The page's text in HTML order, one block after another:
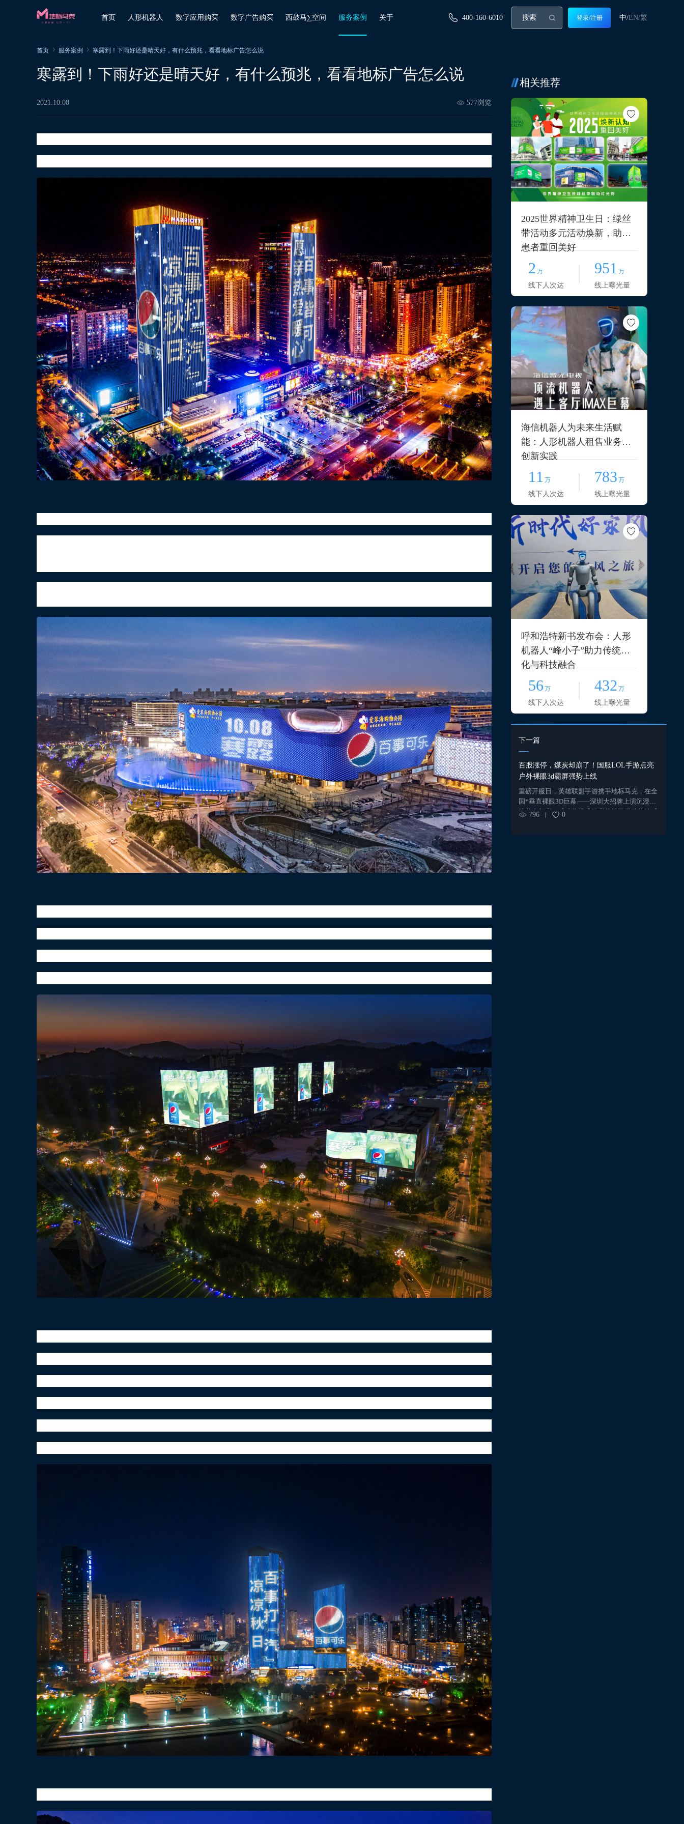
首页 人形机器人 数字应用购买 数字广告购买 西鼓马∑空间 服务案例 关于 400-160-6010 登录/注册 中/EN/繁
首页 服务案例 寒露到！下雨好还是晴天好，有什么预兆，看看地标广告怎么说
寒露到！下雨好还是晴天好，有什么预兆，看看地标广告怎么说
2021.10.08 577浏览
相关推荐
2025世界精神卫生日：绿丝
带活动多元活动焕新，助力
患者重回美好
2 万
线下人次达
951 万
线上曝光量
海信机器人为未来生活赋
能：人形机器人租售业务的
创新实践
11 万
线下人次达
783 万
线上曝光量
呼和浩特新书发布会：人形
机器人“峰小子”助力传统文
化与科技融合
56 万
线下人次达
432 万
线上曝光量
下一篇
百股涨停，煤炭却崩了！国服LOL手游点亮
户外裸眼3d霸屏强势上线
重磅开服日，英雄联盟手游携手地标马克，在全
国*垂直裸眼3D巨幕——深圳大招牌上演沉浸式
峡谷奇幻夜，成功将游戏玩家的线下互动体验感
796 0